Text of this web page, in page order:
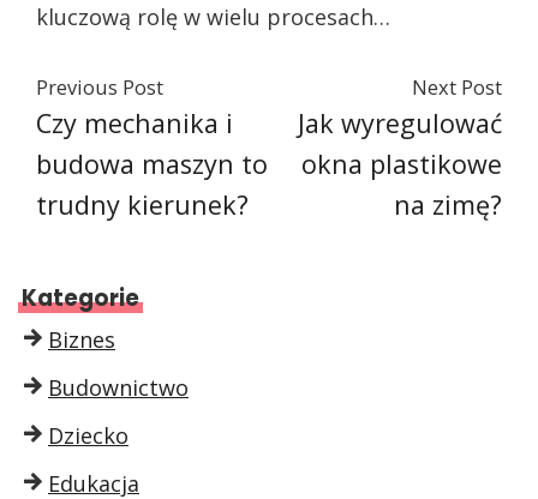
kluczową rolę w wielu procesach…
Previous Post
Czy mechanika i
budowa maszyn to
trudny kierunek?
Next Post
Jak wyregulować
okna plastikowe
na zimę?
Kategorie
Biznes
Budownictwo
Dziecko
Edukacja